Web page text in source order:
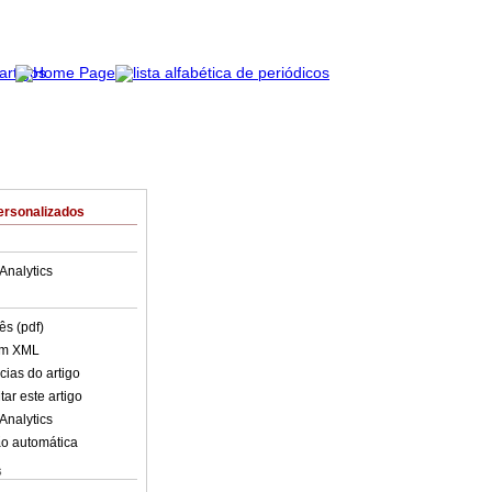
(pdf)
XML
do artigo
este artigo
automática